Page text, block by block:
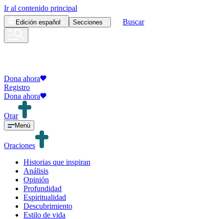
Ir al contenido principal
Edición español Secciones Buscar
Dona ahora
Registro
Dona ahora
Orar
Menú
Oraciones
Historias que inspiran
Análisis
Opinión
Profundidad
Espiritualidad
Descubrimiento
Estilo de vida